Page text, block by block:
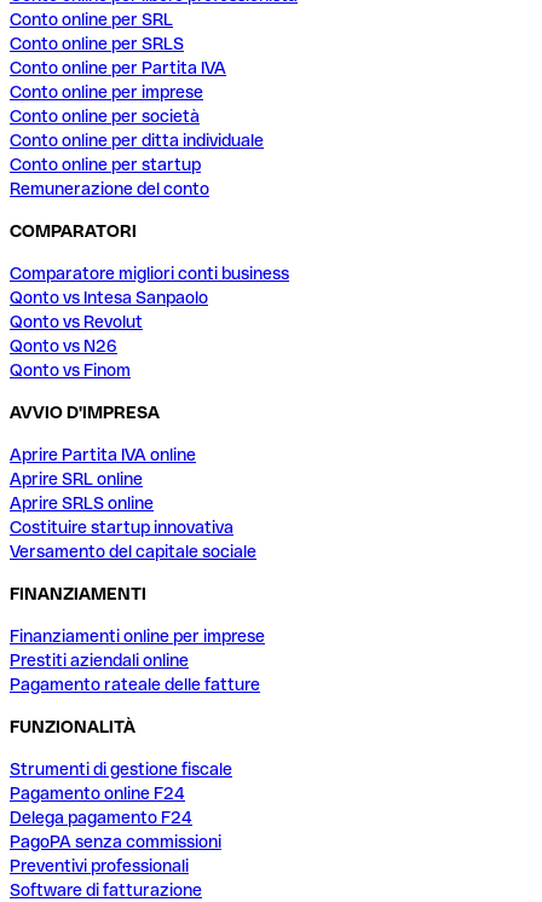
Conto online per SRL
Conto online per SRLS
Conto online per Partita IVA
Conto online per imprese
Conto online per società
Conto online per ditta individuale
Conto online per startup
Remunerazione del conto
COMPARATORI
Comparatore migliori conti business
Qonto vs Intesa Sanpaolo
Qonto vs Revolut
Qonto vs N26
Qonto vs Finom
AVVIO D'IMPRESA
Aprire Partita IVA online
Aprire SRL online
Aprire SRLS online
Costituire startup innovativa
Versamento del capitale sociale
FINANZIAMENTI
Finanziamenti online per imprese
Prestiti aziendali online
Pagamento rateale delle fatture
FUNZIONALITÀ
Strumenti di gestione fiscale
Pagamento online F24
Delega pagamento F24
PagoPA senza commissioni
Preventivi professionali
Software di fatturazione